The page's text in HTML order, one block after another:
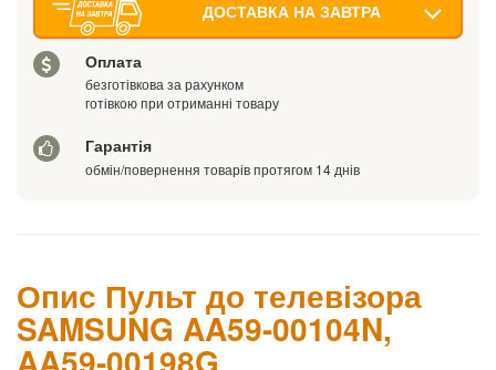
ДОСТАВКА НА ЗАВТРА
Оплата
безготівкова за рахунком
готівкою при отриманні товару
Гарантія
обмін/повернення товарів протягом 14 днів
Опис Пульт до телевізора
SAMSUNG AA59-00104N,